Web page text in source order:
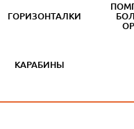
ГОРИЗОНТАЛКИ
КАРАБИНЫ